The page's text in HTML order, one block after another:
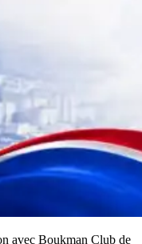
avec Boukman Club de